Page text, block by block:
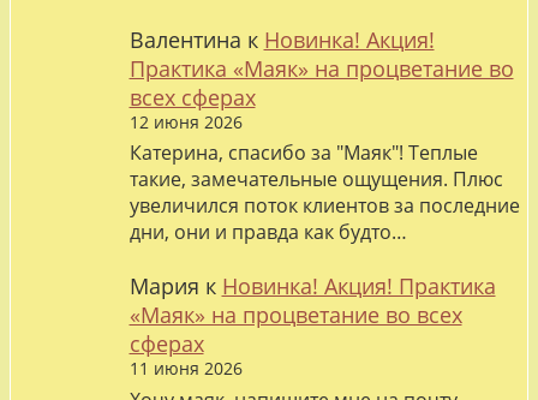
Валентина к Новинка! Акция!
Практика «Маяк» на процветание во
всех сферах
12 июня 2026
Катерина, спасибо за "Маяк"! Теплые
такие, замечательные ощущения. Плюс
увеличился поток клиентов за последние
дни, они и правда как будто…
Мария к Новинка! Акция! Практика
«Маяк» на процветание во всех
сферах
11 июня 2026